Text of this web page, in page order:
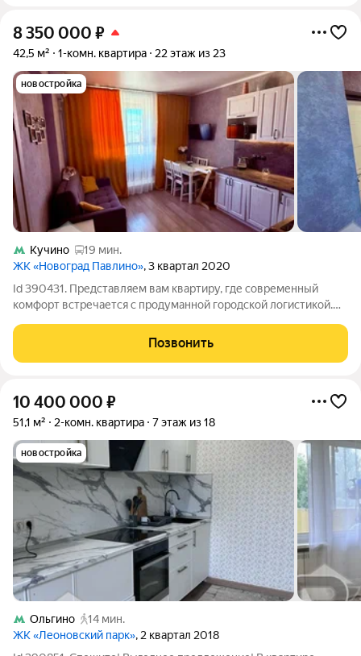
8 350 000 ₽
42,5 м² 1-комн. квартира 22 этаж из 23
новостройка
Кучино
19 мин.
ЖК «Новоград Павлино», 3 квартал 2020
Id 390431. Представляем вам квартиру, где современный
комфорт встречается с продуманной городской логистикой.
Главная особенность объекта удачное расположение на 22
этаже, откуда открывается
Позвонить
10 400 000 ₽
51,1 м² 2-комн. квартира 7 этаж из 18
новостройка
Ольгино
14 мин.
ЖК «Леоновский парк», 2 квартал 2018